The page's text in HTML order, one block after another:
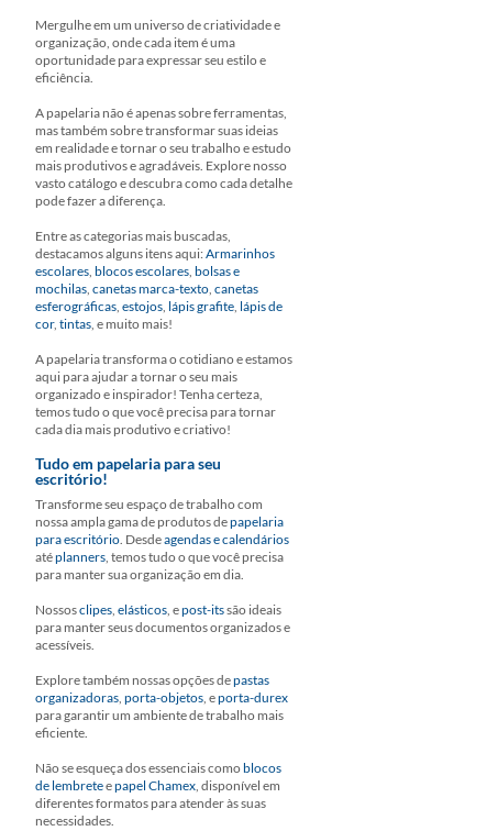
Mergulhe em um universo de criatividade e
organização, onde cada item é uma
oportunidade para expressar seu estilo e
eficiência.
A papelaria não é apenas sobre ferramentas,
mas também sobre transformar suas ideias
em realidade e tornar o seu trabalho e estudo
mais produtivos e agradáveis. Explore nosso
vasto catálogo e descubra como cada detalhe
pode fazer a diferença.
Entre as categorias mais buscadas,
destacamos alguns itens aqui:Armarinhos
escolares, blocos escolares, bolsas e
mochilas, canetas marca-texto, canetas
esferográficas, estojos, lápis grafite, lápis de
cor, tintas, e muito mais!
A papelaria transforma o cotidiano e estamos
aqui para ajudar a tornar o seu mais
organizado e inspirador! Tenha certeza,
temos tudo o que você precisa para tornar
cada dia mais produtivo e criativo!
Tudo em papelaria para seu
escritório!
Transforme seu espaço de trabalho com
nossa ampla gama de produtos depapelaria
para escritório. Desdeagendas e calendários
atéplanners, temos tudo o que você precisa
para manter sua organização em dia.
Nossosclipes, elásticos, epost-itssão ideais
para manter seus documentos organizados e
acessíveis.
Explore também nossas opções depastas
organizadoras, porta-objetos, eporta-durex
para garantir um ambiente de trabalho mais
eficiente.
Não se esqueça dos essenciais comoblocos
de lembreteepapel Chamex, disponível em
diferentes formatos para atender às suas
necessidades.